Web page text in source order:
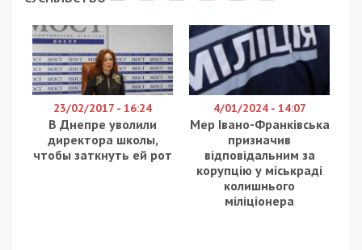
Майже 40 разів ворог атакував два райони
області артилерією, авіабомбою та